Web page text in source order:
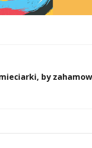
by